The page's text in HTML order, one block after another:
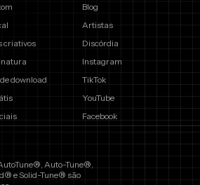
criativos
download
Blog
Artistas
Discórdia
Instagram
TikTok
YouTube
Facebook
Auto-Tune®,
e Solid-Tune® são